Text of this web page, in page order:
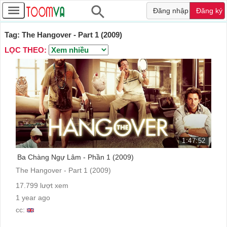
Đăng nhập Đăng ký
Tag: The Hangover - Part 1 (2009)
LỌC THEO:
1:47:52
Ba Chàng Ngự Lâm - Phần 1 (2009)
The Hangover - Part 1 (2009)
17.799 lượt xem
1 year ago
cc: